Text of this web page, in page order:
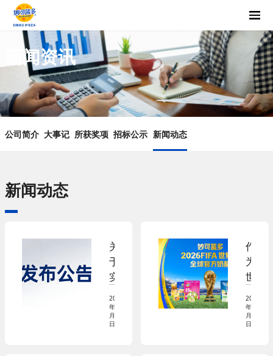
新闻资讯
公司简介 大事记 所获奖项 招标公示 新闻动态
新闻动态
关
于
实
新
版
2026
年06
月23
日
作
为
世
杯
官
2026
年06
月17
日